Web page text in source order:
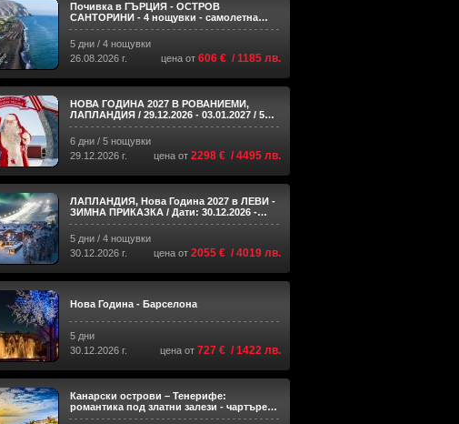
Почивка в ГЪРЦИЯ - ОСТРОВ
САНТОРИНИ - 4 нощувки - самолетна
програма с Aegean Airlines!
5 дни / 4 нощувки
цена от 606 € / 1185 лв.
26.08.2026 г.
НОВА ГОДИНА 2027 В РОВАНИЕМИ,
ЛАПЛАНДИЯ / 29.12.2026 - 03.01.2027 / 5
НОЩУВКИ - ДИРЕКТЕН ЧАРТЪРЕН ПО
6 дни / 5 нощувки
цена от 2298 € / 4495 лв.
29.12.2026 г.
ЛАПЛАНДИЯ, Нова Година 2027 в ЛЕВИ -
ЗИМНА ПРИКАЗКА / Дати: 30.12.2026 -
03.01.2027 / 5 дни / 4 нощу
5 дни / 4 нощувки
цена от 2055 € / 4019 лв.
30.12.2026 г.
Нова Година - Барселона
5 дни
цена от 727 € / 1422 лв.
30.12.2026 г.
Канарски острови – Тенерифе:
романтика под златни залези - чартърен
полет от София